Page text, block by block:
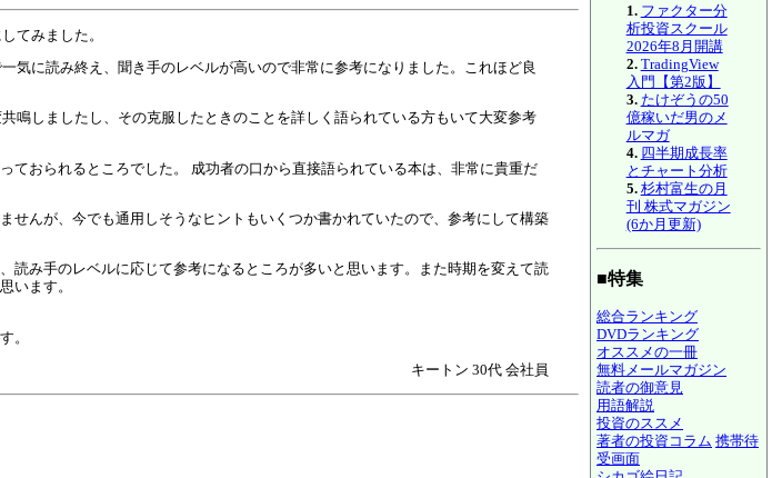
てみました。
気に読み終え、聞き手のレベルが高いので非常に参考になりました。これほど良
鳴しましたし、その克服したときのことを詳しく語られている方もいて大変参考
おられるところでした。 成功者の口から直接語られている本は、非常に貴重だ
んが、今でも通用しそうなヒントもいくつか書かれていたので、参考にして構築
読み手のレベルに応じて参考になるところが多いと思います。また時期を変えて読
います。
。
キートン 30代 会社員
1. ファクター分
析投資スクール
2026年8月開講
2. TradingView
入門【第2版】
3. たけぞうの50
億稼いだ男のメ
ルマガ
4. 四半期成長率
とチャート分析
5. 杉村富生の月
刊 株式マガジン
(6か月更新)
■特集
総合ランキング
DVDランキング
オススメの一冊
無料メールマガジン
読者の御意見
用語解説
投資のススメ
著者の投資コラム 携帯待
受画面